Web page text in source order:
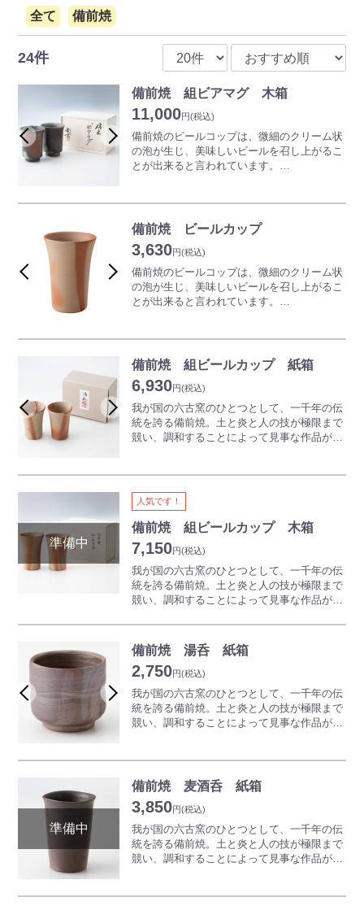
全て 備前焼
24件
備前焼 組ビアマグ 木箱
11,000円(税込)
備前焼のビールコップは、微細のクリーム状
の泡が生じ、美味しいビールを召し上がるこ
とが出来ると言われています。
テキなひとときをお過ごしください。
※焼物の性質上、形状や色味がすべて異なり
ます。予めご了承ください。
※長期にわたり入荷できない場合には別途ご
連絡させていただきます。
備前焼 ビールカップ
3,630円(税込)
備前焼のビールコップは、微細のクリーム状
の泡が生じ、美味しいビールを召し上がるこ
とが出来ると言われています。
高のもの。
どうぞ備前焼のビールコップで、楽しい、ス
テキなひとときをお過ごしください。
※写真は一例であり、焼物の性質上、形状や
色味がすべて異なります。予めご了承くださ
備前焼 組ビールカップ 紙箱
6,930円(税込)
我が国の六古窯のひとつとして、一千年の伝
統を誇る備前焼。土と炎と人の技が極限まで
競い、調和することによって見事な作品が生
います。
備前焼のビールコップは、微細のクリーム状
の泡が生じ、美味しいビールを召し上がるこ
とが出来ると言われています。
ご使用前に冷蔵庫で冷やしてお使いになると
さらにおいしくいただけます。
どうぞ備前焼のビールコップで、楽しい、ス
テキなひとときをお過ごしください。
※商品は一つひとつ手作りのため、色合いや
形が写真と異なります。詳しくはお問い合わ
せください。
人気です！
備前焼 組ビールカップ 木箱
7,150円(税込)
我が国の六古窯のひとつとして、一千年の伝
統を誇る備前焼。土と炎と人の技が極限まで
競い、調和することによって見事な作品が生
り）を用いず表現される、素朴でありながら
奥深い世界は備前焼ならではの魅力となって
います。
備前焼のビールコップは、微細のクリーム状
の泡が生じ、美味しいビールを召し上がるこ
とが出来ると言われています。
ご使用前に冷蔵庫で冷やしてお使いになると
さらにおいしくいただけます。
テキなひとときをお過ごしください。
※商品は一つひとつ手作りのため、色合いや
形が写真と異なります。詳しくはお問い合わ
備前焼 湯呑 紙箱
2,750円(税込)
我が国の六古窯のひとつとして、一千年の伝
統を誇る備前焼。土と炎と人の技が極限まで
競い、調和することによって見事な作品が生
います。
湯呑やコーヒーカップは一般にセットで揃え
るイメージがありますが、備前焼ならお揃い
だけでなく、
一客ずつ違うデザインや雰囲気のものを並べ
るのも楽しみ方のひとつです。
揃えても、自身の感覚でピンときた作品を一
備前焼 麦酒呑 紙箱
3,850円(税込)
我が国の六古窯のひとつとして、一千年の伝
統を誇る備前焼。土と炎と人の技が極限まで
競い、調和することによって見事な作品が生